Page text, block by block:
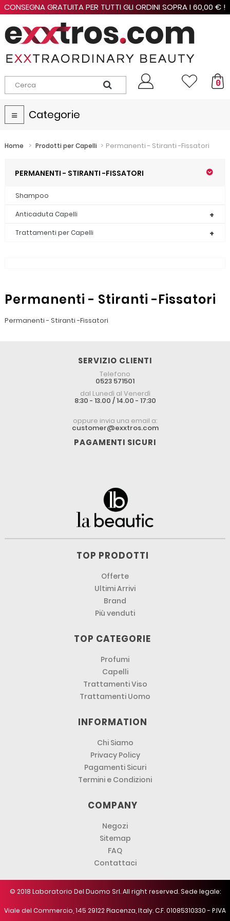
CONSEGNA GRATUITA PER TUTTI GLI ORDINI SOPRA I 60,00 € !
0
Navigazione
Toggle
Categorie
Home > Prodotti per Capelli > Permanenti - Stiranti -Fissatori
PERMANENTI - STIRANTI -FISSATORI
Shampoo
Anticaduta Capelli
Trattamenti per Capelli
Permanenti - Stiranti -Fissatori
Permanenti - Stiranti -Fissatori
SERVIZIO CLIENTI
Telefono
0523 571501
dal Lunedì al Venerdì
8:30 - 13.00 / 14.00 - 17:30
oppure invia una email a:
customer@exxtros.com
PAGAMENTI SICURI
TOP PRODOTTI
Offerte
Ultimi Arrivi
Brand
Più venduti
TOP CATEGORIE
Profumi
Capelli
Trattamenti Viso
Trattamenti Uomo
INFORMATION
Chi Siamo
Privacy Policy
Pagamenti Sicuri
Termini e Condizioni
COMPANY
Negozi
Sitemap
FAQ
Contattaci
© 2018 Laboratorio Del Duomo Srl. All right reserved. Sede legale:
Viale del Commercio, 145 29122 Piacenza, Italy. C.F. 01085310330 - P.IVA